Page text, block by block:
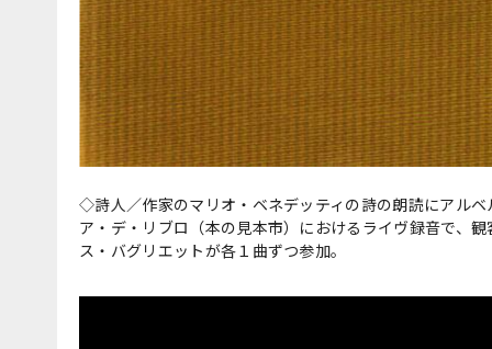
◇詩人／作家のマリオ・ベネデッティの詩の朗読にアル
ア・デ・リブロ（本の見本市）におけるライヴ録音で、
ス・バグリエットが各１曲ずつ参加。